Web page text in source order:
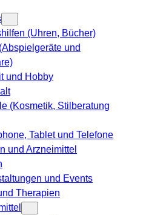
(Uhren, Bücher)
und
und Hobby
(Kosmetik, Stilberatung
Tablet und Telefone
und Arzneimittel
und Events
Therapien